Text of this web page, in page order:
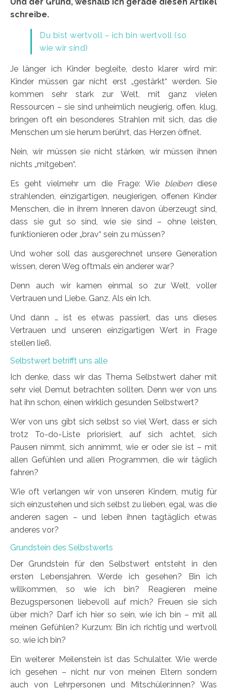
schreibe.
Du bist wertvoll – ich bin wertvoll (so
wie wir sind)
Je länger ich Kinder begleite, desto klarer wird mir:
Kinder müssen gar nicht erst „gestärkt“ werden. Sie
kommen sehr stark zur Welt, mit ganz vielen
Ressourcen – sie sind unheimlich neugierig, offen, klug,
bringen oft ein besonderes Strahlen mit sich, das die
Menschen um sie herum berührt, das Herzen öffnet.
Nein, wir müssen sie nicht stärken, wir müssen ihnen
nichts „mitgeben“.
Es geht vielmehr um die Frage: Wie bleibendiese
strahlenden, einzigartigen, neugierigen, offenen Kinder
Menschen, die in ihrem Inneren davon überzeugt sind,
dass sie gut so sind, wie sie sind – ohne leisten,
funktionieren oder „brav“ sein zu müssen?
Und woher soll das ausgerechnet unsere Generation
wissen, deren Weg oftmals ein anderer war?
Denn auch wir kamen einmal so zur Welt, voller
Vertrauen und Liebe. Ganz. Als ein Ich.
Und dann … ist es etwas passiert, das uns dieses
Vertrauen und unseren einzigartigen Wert in Frage
stellen ließ.
Selbstwert betrifft uns alle
Ich denke, dass wir das Thema Selbstwert daher mit
sehr viel Demut betrachten sollten. Denn wer von uns
hat ihn schon, einen wirklich gesunden Selbstwert?
Wer von uns gibt sich selbst so viel Wert, dass er sich
trotz To-do-Liste priorisiert, auf sich achtet, sich
Pausen nimmt, sich annimmt, wie er oder sie ist – mit
allen Gefühlen und allen Programmen, die wir täglich
fahren?
Wie oft verlangen wir von unseren Kindern, mutig für
sich einzustehen und sich selbst zu lieben, egal, was die
anderen sagen – und leben ihnen tagtäglich etwas
anderes vor?
Grundstein des Selbstwerts
Der Grundstein für den Selbstwert entsteht in den
ersten Lebensjahren. Werde ich gesehen? Bin ich
willkommen, so wie ich bin? Reagieren meine
Bezugspersonen liebevoll auf mich? Freuen sie sich
über mich? Darf ich hier so sein, wie ich bin – mit all
meinen Gefühlen? Kurzum: Bin ich richtig und wertvoll
so, wie ich bin?
Ein weiterer Meilenstein ist das Schulalter. Wie werde
ich gesehen – nicht nur von meinen Eltern sondern
auch von Lehrpersonen und Mitschüler:innen? Was